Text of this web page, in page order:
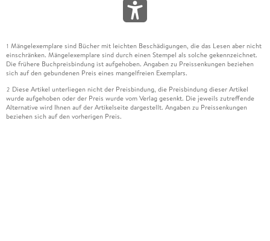
1 Mängelexemplare sind Bücher mit leichten Beschädigungen, die das Lesen aber nicht
einschränken. Mängelexemplare sind durch einen Stempel als solche gekennzeichnet.
Die frühere Buchpreisbindung ist aufgehoben. Angaben zu Preissenkungen beziehen
sich auf den gebundenen Preis eines mangelfreien Exemplars.
2 Diese Artikel unterliegen nicht der Preisbindung, die Preisbindung dieser Artikel
wurde aufgehoben oder der Preis wurde vom Verlag gesenkt. Die jeweils zutreffende
Alternative wird Ihnen auf der Artikelseite dargestellt. Angaben zu Preissenkungen
beziehen sich auf den vorherigen Preis.